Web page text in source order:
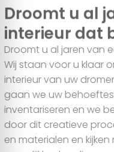
interieur
Droomt u al jaren
Wij staan voor u
interieur van uw
gaan we uw
inventariseren en
door dit creatieve
en materialen en